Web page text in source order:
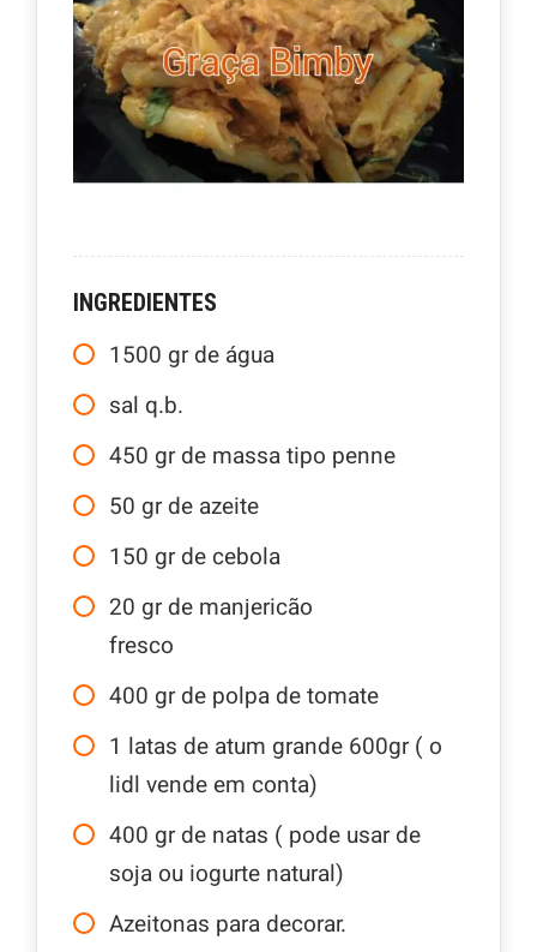
INGREDIENTES
1500 gr de água
sal q.b.
450 gr de massa tipo penne
50 gr de azeite
150 gr de cebola
20 gr de manjericão
fresco
400 gr de polpa de tomate
1 latas de atum grande 600gr ( o
lidl vende em conta)
400 gr de natas ( pode usar de
soja ou iogurte natural)
Azeitonas para decorar.